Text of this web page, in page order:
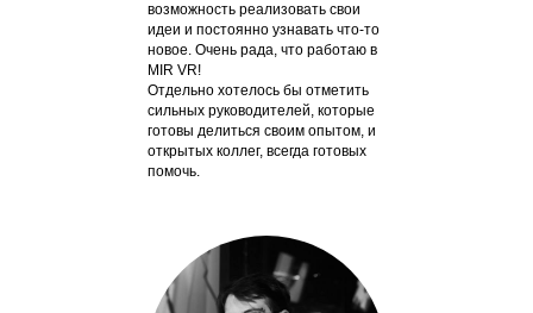
возможность реализовать свои
идеи и постоянно узнавать что-то
новое. Очень рада, что работаю в
MIR VR!
Отдельно хотелось бы отметить
сильных руководителей, которые
готовы делиться своим опытом, и
открытых коллег, всегда готовых
помочь.